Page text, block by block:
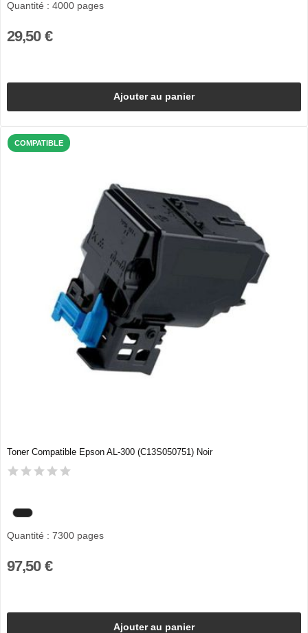
Quantité : 4000 pages
29,50 €
Ajouter au panier
COMPATIBLE
Toner Compatible Epson AL-300 (C13S050751) Noir
Quantité : 7300 pages
97,50 €
Ajouter au panier